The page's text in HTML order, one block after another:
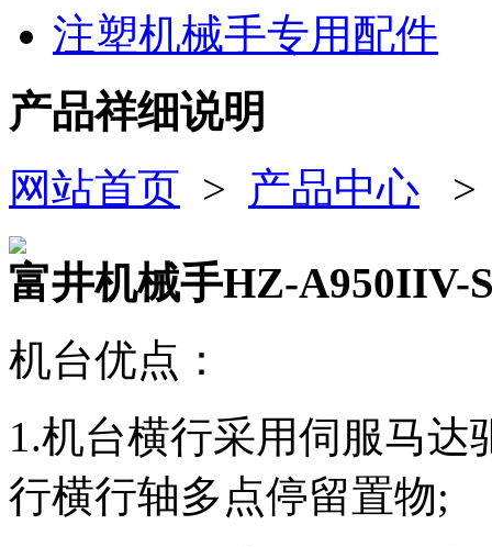
注塑机械手专用配件
产品祥细说明
网站首页 > 产品中心 >
富井机械手HZ-A950IIV-
机台优点：
1.机台横行采用伺服马
行横行轴多点停留置物;